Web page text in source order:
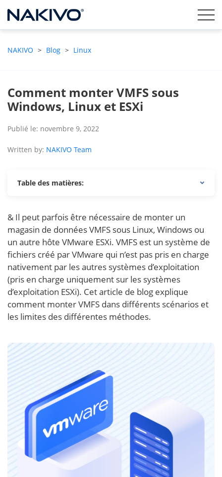
NAKIVO > Blog > Linux
Comment monter VMFS sous
Windows, Linux et ESXi
Publié le: novembre 9, 2022
Written by: NAKIVO Team
Table des matières:
& Il peut parfois être nécessaire de monter un
magasin de données VMFS sous Linux, Windows ou
un autre hôte VMware ESXi. VMFS est un système de
fichiers créé par VMware qui n’est pas pris en charge
nativement par les autres systèmes d’exploitation
(pris en charge uniquement sur les systèmes
d’exploitation ESXi). Cet article de blog explique
comment monter VMFS dans différents scénarios et
les limites des différentes méthodes.